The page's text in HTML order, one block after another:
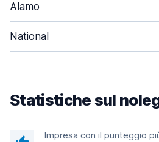
Alamo
National
Statistiche sul
Impresa con il punteggio